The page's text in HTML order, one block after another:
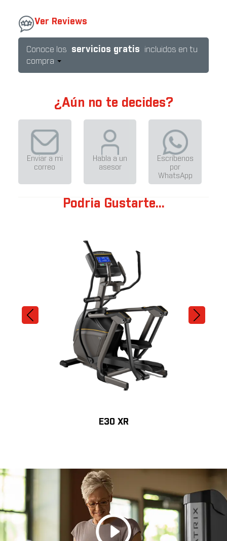
Ver Reviews
Conoce los servicios gratis
incluidos en tu
compra
¿Aún no te decides?
Enviar a mi
correo
Habla a un
asesor
Escríbenos
por
WhatsApp
Podria Gustarte...
E30 XR